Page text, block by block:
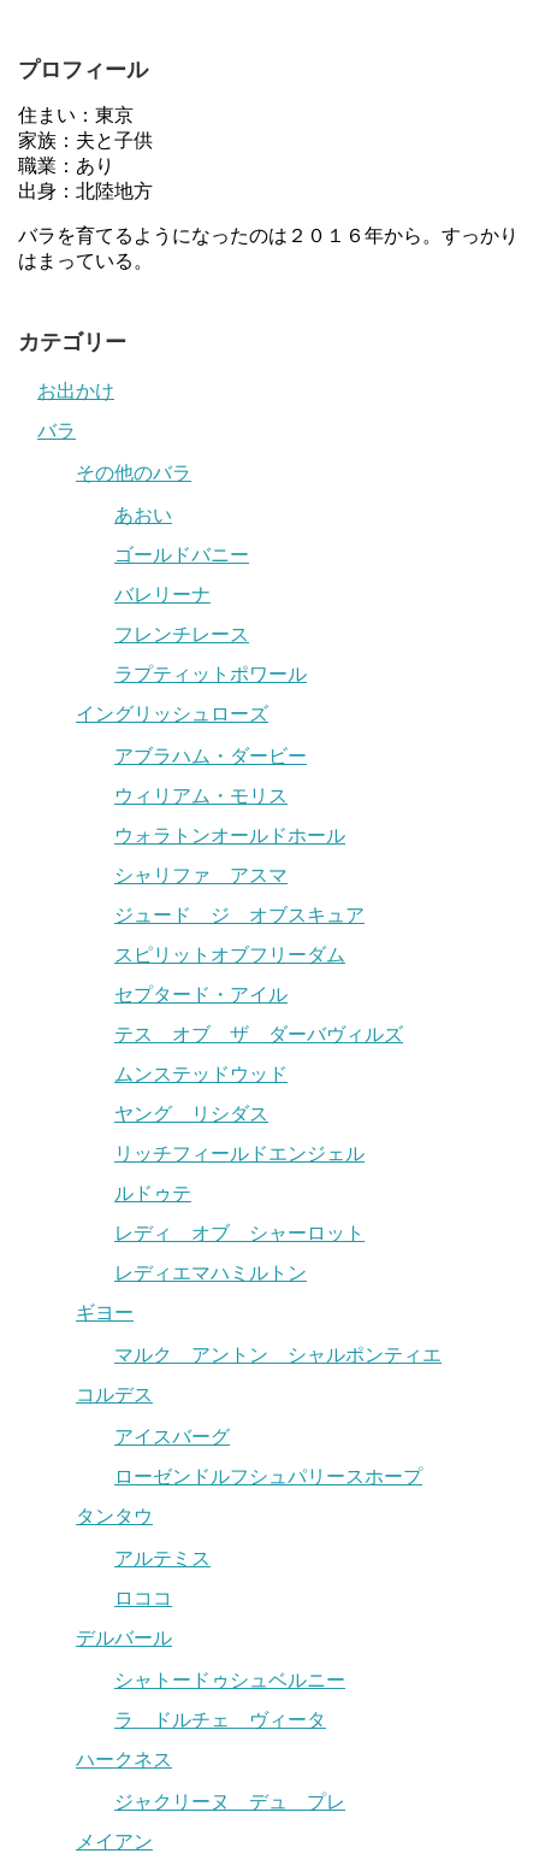
プロフィール
住まい：東京
家族：夫と子供
職業：あり
出身：北陸地方
バラを育てるようになったのは２０１６年から。すっかり
はまっている。
カテゴリー
お出かけ
バラ
その他のバラ
あおい
ゴールドバニー
バレリーナ
フレンチレース
ラプティットポワール
イングリッシュローズ
アブラハム・ダービー
ウィリアム・モリス
ウォラトンオールドホール
シャリファ アスマ
ジュード ジ オブスキュア
スピリットオブフリーダム
セプタード・アイル
テス オブ ザ ダーバヴィルズ
ムンステッドウッド
ヤング リシダス
リッチフィールドエンジェル
ルドゥテ
レディ オブ シャーロット
レディエマハミルトン
ギヨー
マルク アントン シャルポンティエ
コルデス
アイスバーグ
ローゼンドルフシュパリースホープ
タンタウ
アルテミス
ロココ
デルバール
シャトードゥシュベルニー
ラ ドルチェ ヴィータ
ハークネス
ジャクリーヌ デュ プレ
メイアン